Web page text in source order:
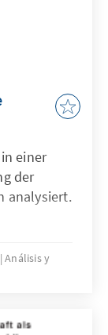
einer
der
analysiert.
früheren
Análisis y